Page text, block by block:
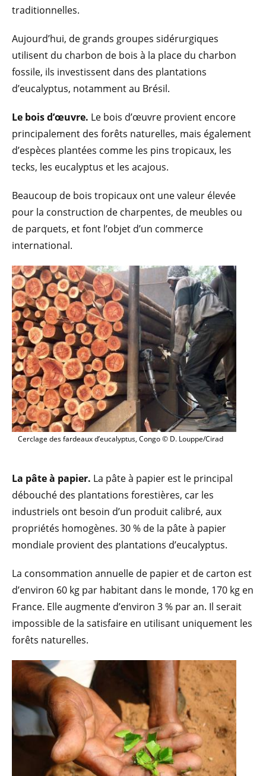
traditionnelles.
Aujourd’hui, de grands groupes sidérurgiques
utilisent du charbon de bois à la place du charbon
fossile, ils investissent dans des plantations
d’eucalyptus, notamment au Brésil.
Le bois d’œuvre. Le bois d’œuvre provient encore
principalement des forêts naturelles, mais également
d’espèces plantées comme les pins tropicaux, les
tecks, les eucalyptus et les acajous.
Beaucoup de bois tropicaux ont une valeur élevée
pour la construction de charpentes, de meubles ou
de parquets, et font l’objet d’un commerce
international.
Cerclage des fardeaux d’eucalyptus, Congo © D. Louppe/Cirad
La pâte à papier. La pâte à papier est le principal
débouché des plantations forestières, car les
industriels ont besoin d’un produit calibré, aux
propriétés homogènes. 30 % de la pâte à papier
mondiale provient des plantations d’eucalyptus.
La consommation annuelle de papier et de carton est
d’environ 60 kg par habitant dans le monde, 170 kg en
France. Elle augmente d’environ 3 % par an. Il serait
impossible de la satisfaire en utilisant uniquement les
forêts naturelles.